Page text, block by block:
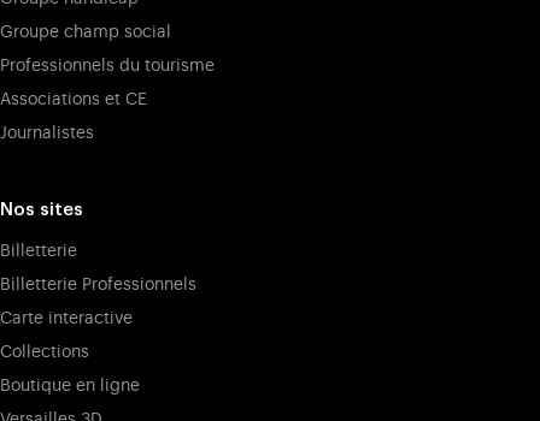
Groupe champ social
Professionnels du tourisme
Associations et CE
Journalistes
Nos sites
Billetterie
Billetterie Professionnels
Carte interactive
Collections
Boutique en ligne